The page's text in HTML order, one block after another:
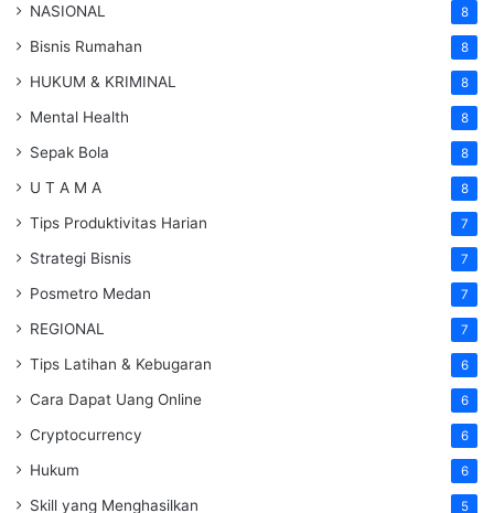
NASIONAL 8
Bisnis Rumahan 8
HUKUM & KRIMINAL 8
Mental Health 8
Sepak Bola 8
U T A M A 8
Tips Produktivitas Harian 7
Strategi Bisnis 7
Posmetro Medan 7
REGIONAL 7
Tips Latihan & Kebugaran 6
Cara Dapat Uang Online 6
Cryptocurrency 6
Hukum 6
Skill yang Menghasilkan 5